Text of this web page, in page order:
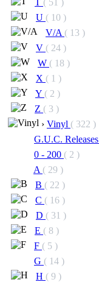
U ( 10 )
V/A ( 13 )
V ( 24 )
W ( 18 )
X ( 1 )
Y ( 2 )
Z ( 3 )
› Vinyl ( 322 )
G.U.C. Releases
0 - 200 ( 2 )
A ( 29 )
B ( 22 )
C ( 16 )
D ( 31 )
E ( 8 )
F ( 5 )
G ( 14 )
H ( 9 )